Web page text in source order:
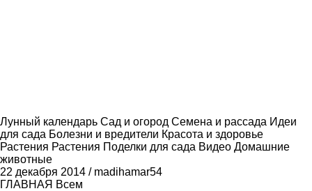
Лунный календарь Сад и огород Семена и рассада Идеи
для сада Болезни и вредители Красота и здоровье
Растения Растения Поделки для сада Видео Домашние
животные
22 декабря 2014 / madihamar54
ГЛАВНАЯ Всем